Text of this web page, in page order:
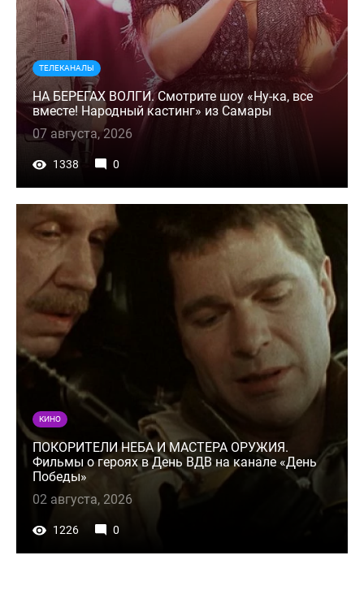
ТЕЛЕКАНАЛЫ
НА БЕРЕГАХ ВОЛГИ. Смотрите шоу «Ну-ка, все
вместе! Народный кастинг» из Самары
07 августа, 2026
1338 0
КИНО
ПОКОРИТЕЛИ НЕБА И МАСТЕРА ОРУЖИЯ.
Фильмы о героях в День ВДВ на канале «День
Победы»
02 августа, 2026
1226 0